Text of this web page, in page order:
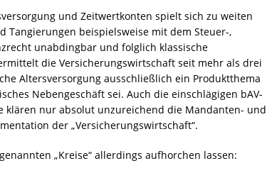
und Zeitwertkonten spielt sich zu weiten
Tangierungen beispielsweise mit dem Steuer-,
unabdingbar und folglich klassische
die Versicherungswirtschaft seit mehr als drei
Altersversorgung ausschließlich ein Produktthema
Nebengeschäft sei. Auch die einschlägigen bAV-
klären nur absolut unzureichend die Mandanten- und
der „Versicherungswirtschaft“.
„Kreise“ allerdings aufhorchen lassen: